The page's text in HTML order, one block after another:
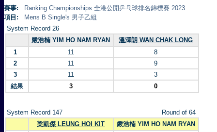
賽事:
Ranking Championships 全港公開乒乓球排名錦標賽 2023
項目:
Mens B Single's 男子乙組
System Record 26
嚴浩楠 YIM HO NAM RYAN
溫澤朗 WAN CHAK LONG
1
11
8
2
11
9
3
11
3
結果
3 0
System Record 147
Round of 64
梁凱傑 LEUNG HOI KIT
嚴浩楠 YIM HO NAM RYAN